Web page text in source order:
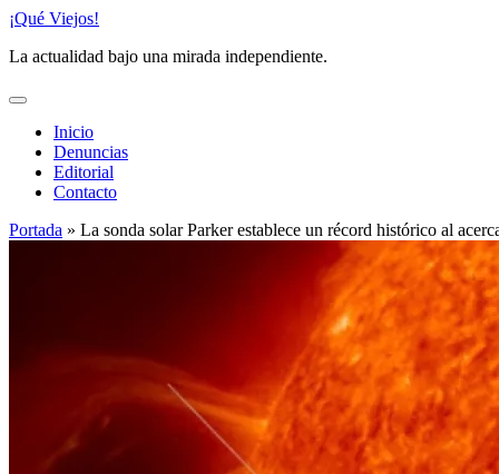
Saltar
contenido
¡Qué Viejos!
La actualidad bajo una mirada independiente.
Inicio
Denuncias
Editorial
Contacto
Portada » La sonda solar Parker establece un récord histórico al